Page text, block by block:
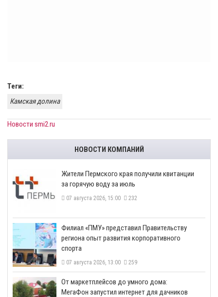
Теги:
Камская долина
Новости smi2.ru
НОВОСТИ КОМПАНИЙ
​Жители Пермского края получили квитанции
за горячую воду за июль
07 августа 2026, 15:00 232
​Филиал «ПМУ» представил Правительству
региона опыт развития корпоративного
спорта
07 августа 2026, 13:00 259
От маркетплейсов до умного дома:
МегаФон запустил интернет для дачников